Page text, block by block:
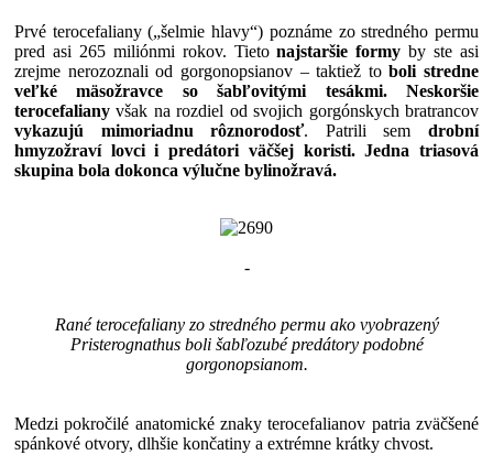
Prvé terocefaliany („šelmie hlavy“) poznáme zo stredného permu
pred asi 265 miliónmi rokov. Tietonajstaršie formy by ste asi
zrejme nerozoznali od gorgonopsianov – taktiež toboli stredne
veľké mäsožravce so šabľovitými tesákmi.
Neskoršie
terocefaliany však na rozdiel od svojich gorgónskych bratrancov
vykazujú mimoriadnu rôznorodosť. Patrili semdrobní
hmyzožraví lovci i predátori väčšej koristi. Jedna triasová
skupina bola dokonca výlučne bylinožravá.
-
Rané terocefaliany zo stredného permu ako vyobrazený
Pristerognathus boli šabľozubé predátory podobné
gorgonopsianom.
Medzi pokročilé anatomické znaky terocefalianov patria zväčšené
spánkové otvory, dlhšie končatiny a extrémne krátky chvost.